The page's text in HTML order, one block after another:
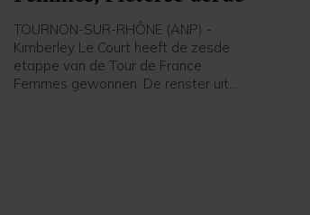
TOURNON-SUR-RHÔNE (ANP) -
Kimberley Le Court heeft de zesde
etappe van de Tour de France
Femmes gewonnen. De renster uit